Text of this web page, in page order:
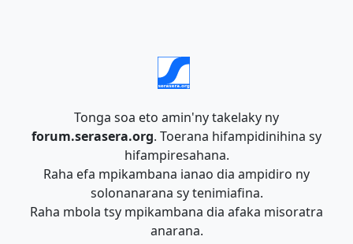
Tonga soa eto amin'ny takelaky ny
forum.serasera.org. Toerana hifampidinihina sy
hifampiresahana.
Raha efa mpikambana ianao dia ampidiro ny
solonanarana sy tenimiafina.
Raha mbola tsy mpikambana dia afaka misoratra
anarana.